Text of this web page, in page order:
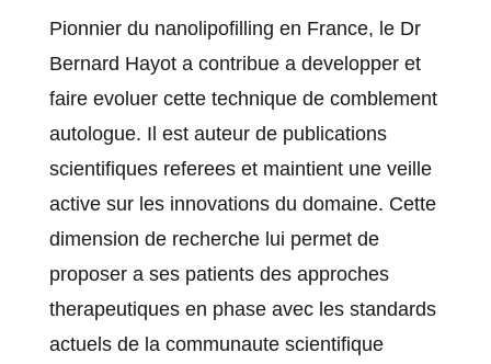
Pionnier du nanolipofilling en France, le Dr
Bernard Hayot a contribue a developper et
faire evoluer cette technique de comblement
autologue. Il est auteur de publications
scientifiques referees et maintient une veille
active sur les innovations du domaine. Cette
dimension de recherche lui permet de
proposer a ses patients des approches
therapeutiques en phase avec les standards
actuels de la communaute scientifique